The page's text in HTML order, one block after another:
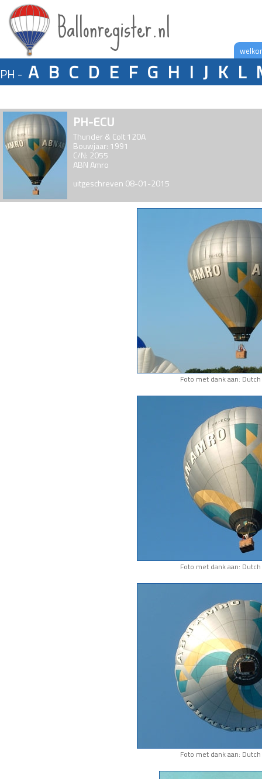
Ballonregister.nl
PH - A B C D E F G H I J K L
PH-ECU
Thunder & Colt 120A
Bouwjaar: 1991
C/N: 2055
ABN Amro
uitgeschreven 08-01-2015
Foto met dank aan:
Foto met dank aan:
Foto met dank aan: